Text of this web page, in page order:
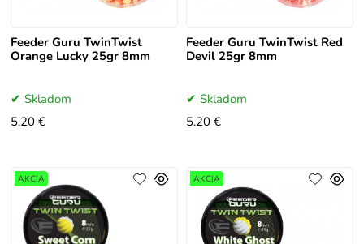
Feeder Guru TwinTwist
Orange Lucky 25gr 8mm
Skladom
5.20 €
Feeder Guru TwinTwist Red
Devil 25gr 8mm
Skladom
5.20 €
AKCIA AKCIA